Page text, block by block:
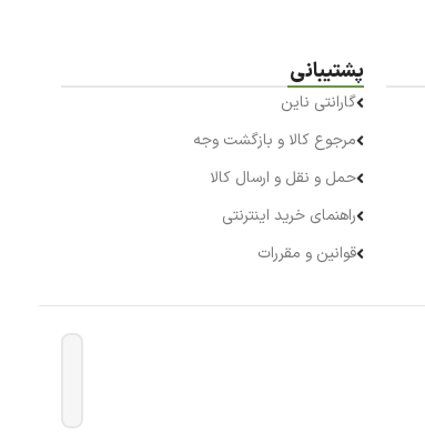
پشتیبانی
گارانتی ناین
مرجوع کالا و بازگشت وجه
حمل و نقل و ارسال کالا
راهنمای خرید اینترنتی
قوانین و مقررات